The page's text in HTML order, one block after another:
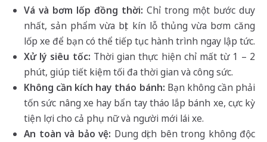
Vá và bơm lốp đồng thời: Chỉ trong một bước duy
nhất, sản phẩm vừa bịt kín lỗ thủng vừa bơm căng
lốp xe để bạn có thể tiếp tục hành trình ngay lập tức.
Xử lý siêu tốc: Thời gian thực hiện chỉ mất từ 1 – 2
phút, giúp tiết kiệm tối đa thời gian và công sức.
Không cần kích hay tháo bánh: Bạn không cần phải
tốn sức nâng xe hay bẩn tay tháo lắp bánh xe, cực kỳ
tiện lợi cho cả phụ nữ và người mới lái xe.
An toàn và bảo vệ: Dung dịch bên trong không độc